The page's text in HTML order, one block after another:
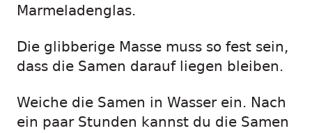
Marmeladenglas.
Die glibberige Masse muss so fest sein,
dass die Samen darauf liegen bleiben.
Weiche die Samen in Wasser ein. Nach
ein paar Stunden kannst du die Samen